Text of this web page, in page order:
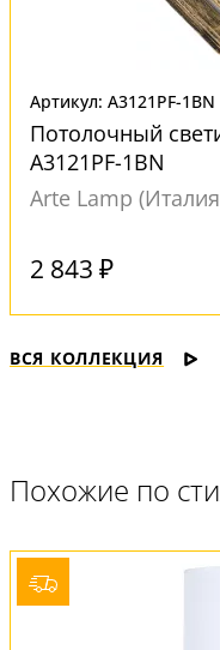
Артикул: A3121PF-1BN
Потолочный
A3121PF-1BN
Arte Lamp
2 843 ₽
ВСЯ КОЛЛЕКЦИЯ
Похожие по